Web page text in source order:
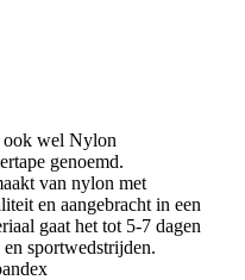
ook wel Nylon
genoemd.
van nylon met
en aangebracht in een
gaat het tot 5-7 dagen
sportwedstrijden.